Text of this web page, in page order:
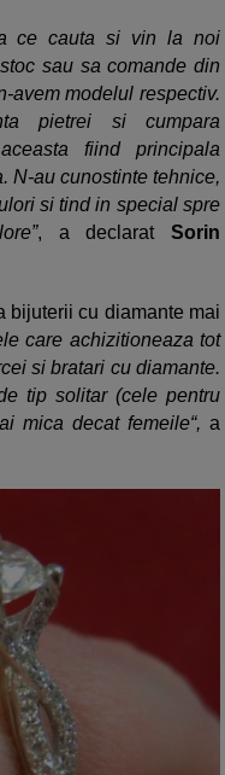
ce cauta si vin la noi
sau sa comande din
avem modelul respectiv.
pietrei si cumpara
fiind principala
N-au cunostinte tehnice,
si tind in special spre
, a declarat Sorin
bijuterii cu diamante mai
care achizitioneaza tot
si bratari cu diamante.
tip solitar (cele pentru
mica decat femeile“, a